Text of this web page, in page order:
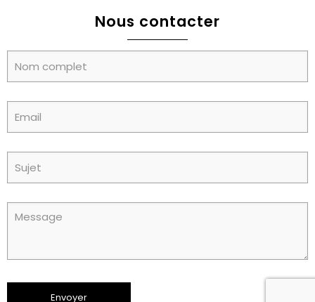
Nous contacter